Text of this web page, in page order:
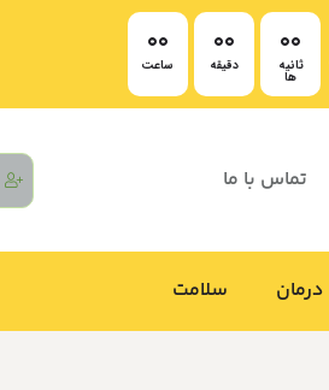
00
ساعت
00
دقیقه
00
ثانیه
ها
تماس با ما
درمان سلامت